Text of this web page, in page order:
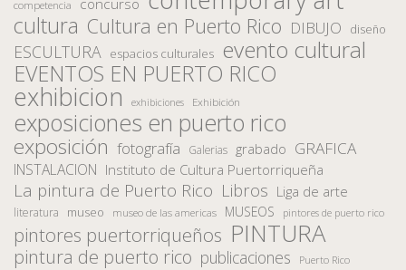
competencia concurso
cultura Cultura en Puerto Rico DIBUJO diseño
ESCULTURA espacios culturales evento cultural
EVENTOS EN PUERTO RICO
exhibicion exhibiciones Exhibición
exposiciones en puerto rico
exposición fotografía Galerias grabado GRAFICA
INSTALACION Instituto de Cultura Puertorriqueña
La pintura de Puerto Rico Libros Liga de arte
literatura museo museo de las americas MUSEOS pintores de puerto rico
pintores puertorriqueños PINTURA
pintura de puerto rico publicaciones Puerto Rico